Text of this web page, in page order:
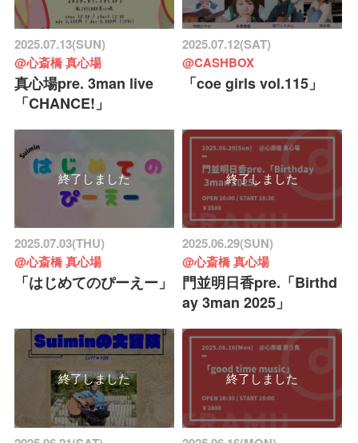
2025.07.13(SUN)
@心斎橋 真心場
真心場pre. 3man live
「CHANCE!」
2025.07.12(SAT)
@CASHBOX
「coe girls vol.115」
終了しました
2025.07.03(THU)
@心斎橋 真心場
「はじめてのぴーえー」
終了しました
2025.06.29(SUN)
@心斎橋 真心場
門並明日香pre.「Birthd
ay 3man 2025」
終了しました 終了しました